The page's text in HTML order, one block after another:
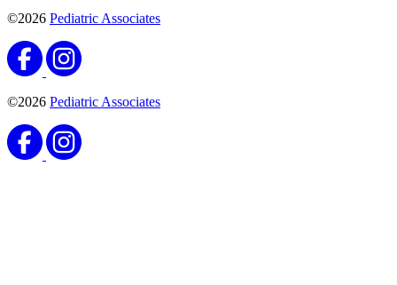
©2026 Pediatric Associates
©2026 Pediatric Associates